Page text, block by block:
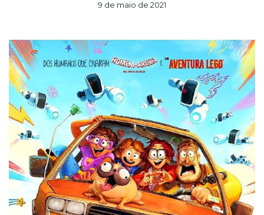
9 de maio de 2021